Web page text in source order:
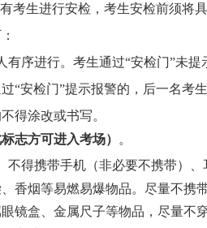
考生进行安检，考生安检前须将
序进行。考生通过“安检门”未
“安检门”提示报警的，后一名考
得涂改或书写。
志方可进入考场）
。
不得携带手机（非必要不携带）
香烟等易燃易爆物品。 尽量不携
镜盒、金属尺子等物品，尽量不